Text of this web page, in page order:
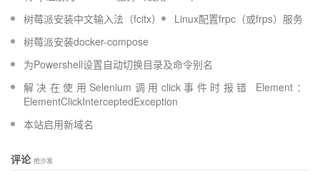
树莓派安装中文输入法（fcitx）
Linux配置frpc（或frps）服务
树莓派安装docker-compose
为Powershell设置自动切换目录及命令别名
解决在使用Selenium调用click事件时报错 Element：
ElementClickInterceptedException
本站启用新域名
评论 抢沙发